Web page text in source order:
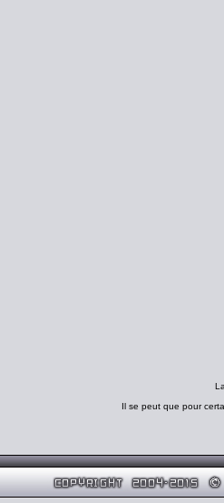
Il se peut que pour